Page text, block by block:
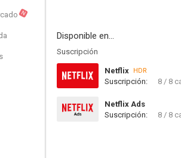
N
Disponible en...
Suscripción
Netflix HDR
Suscripción: 8 / 8
Netflix Ads
Suscripción:
8 / 8